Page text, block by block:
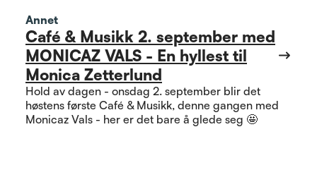
Annet
Café & Musikk 2. september med
MONICAZ VALS - En hyllest til
Monica Zetterlund
Hold av dagen - onsdag 2. september blir det
høstens første Café & Musikk, denne gangen med
Monicaz Vals - her er det bare å glede seg 🤩